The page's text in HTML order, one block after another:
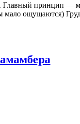
принцип
ощущаются)